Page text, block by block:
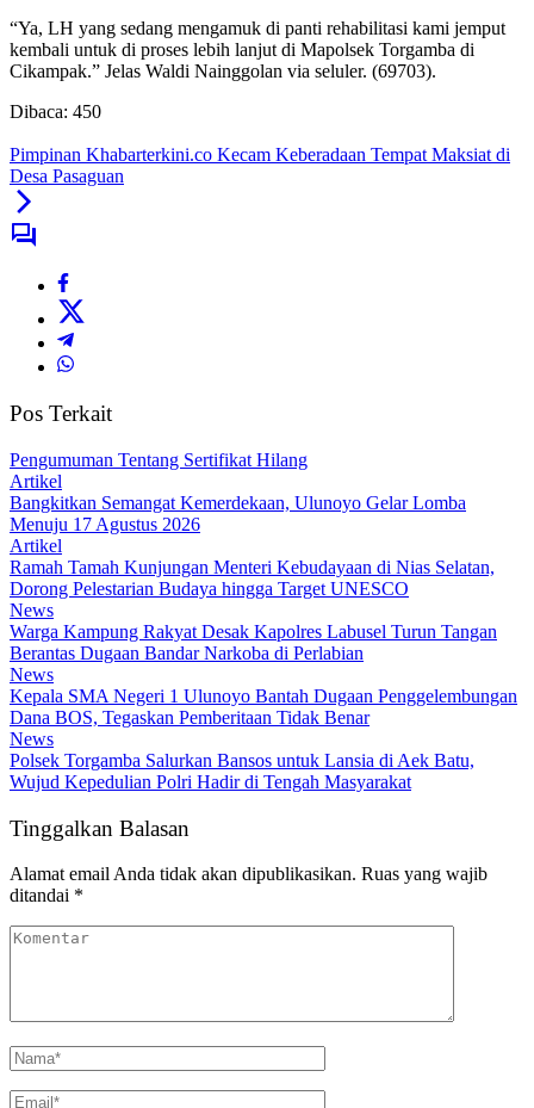
“Ya, LH yang sedang mengamuk di panti rehabilitasi kami jemput
kembali untuk di proses lebih lanjut di Mapolsek Torgamba di
Cikampak.” Jelas Waldi Nainggolan via seluler. (69703).
Dibaca: 450
Pimpinan Khabarterkini.co Kecam Keberadaan Tempat Maksiat di
Desa Pasaguan
Pos Terkait
Pengumuman Tentang Sertifikat Hilang
Artikel
Bangkitkan Semangat Kemerdekaan, Ulunoyo Gelar Lomba
Menuju 17 Agustus 2026
Artikel
Ramah Tamah Kunjungan Menteri Kebudayaan di Nias Selatan,
Dorong Pelestarian Budaya hingga Target UNESCO
News
Warga Kampung Rakyat Desak Kapolres Labusel Turun Tangan
Berantas Dugaan Bandar Narkoba di Perlabian
News
Kepala SMA Negeri 1 Ulunoyo Bantah Dugaan Penggelembungan
Dana BOS, Tegaskan Pemberitaan Tidak Benar
News
Polsek Torgamba Salurkan Bansos untuk Lansia di Aek Batu,
Wujud Kepedulian Polri Hadir di Tengah Masyarakat
Tinggalkan Balasan
Alamat email Anda tidak akan dipublikasikan. Ruas yang wajib
ditandai *